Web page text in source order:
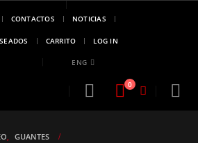
CONTACTOS NOTICIAS
CARRITO LOG IN
ENG
0
, GUANTES